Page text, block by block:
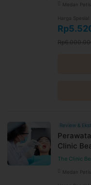
Medan
Harga Spesial
Review &
Clinic
The Clinic
Medan